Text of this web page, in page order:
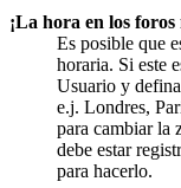
¡La hora en los foros
Es posible que
horaria. Si este
Usuario y
e.j. Londres,
para cambiar la
debe estar
para hacerlo.